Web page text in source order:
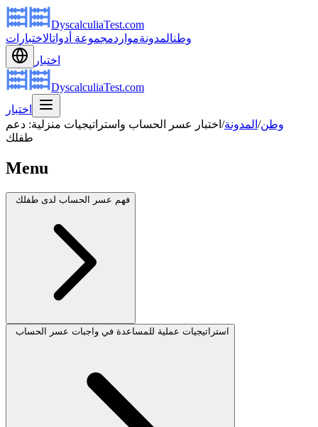
DyscalculiaTest.com
وطنالمدونةمواردمجموعة أدواتالاختبارات
اختبار
DyscalculiaTest.com
اختبار
وطن/ المدونة/ اختبار عسر الحساب واستراتيجيات منزلية: دعم
طفلك
Menu
فهم عسر الحساب لدى طفلك
استراتيجيات عملية للمساعدة في واجبات عسر الحساب